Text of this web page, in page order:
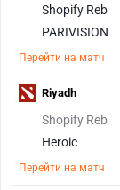
Shopify Reb
PARIVISION
Перейти на матч
Shopify Reb
Heroic
Перейти на матч
Riyadh